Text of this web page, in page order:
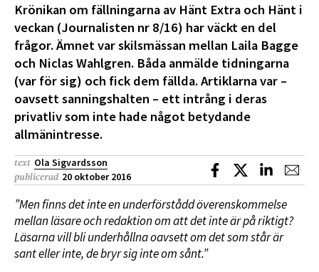
Krönikan om fällningarna av Hänt Extra och Hänt i
veckan (Journalisten nr 8/16) har väckt en del
frågor. Ämnet var skilsmässan mellan Laila Bagge
och Niclas Wahlgren. Båda anmälde tidningarna
(var för sig) och fick dem fällda. Artiklarna var –
oavsett sanningshalten – ett intrång i deras
privatliv som inte hade något betydande
allmänintresse.
text Ola Sigvardsson
publicerad 20 oktober 2016
Dela på Facebook
Dela på XDela på
”Men finns det inte en underförstådd överenskommelse
mellan läsare och redaktion om att det inte är på riktigt?
Läsarna vill bli underhållna oavsett om det som står är
sant eller inte, de bryr sig inte om sånt.”